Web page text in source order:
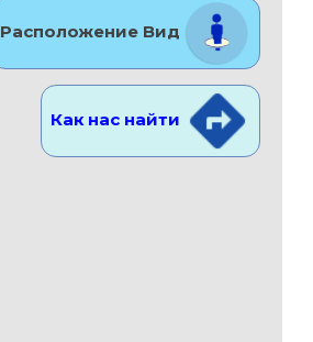
Расположение Вид
Как нас найти